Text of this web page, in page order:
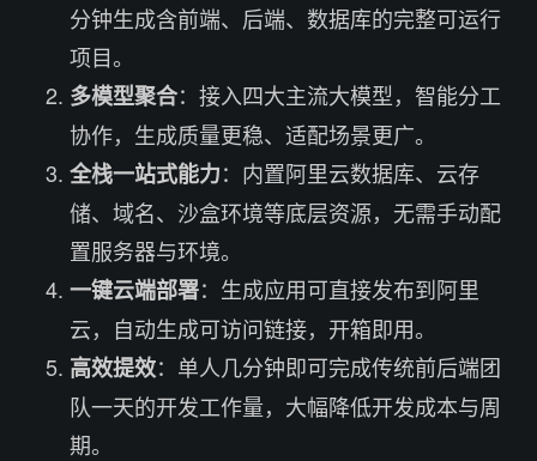
分钟生成含前端、后端、数据库的完整可运行
项目。
多模型聚合：接入四大主流大模型，智能分工
协作，生成质量更稳、适配场景更广。
全栈一站式能力：内置阿里云数据库、云存
储、域名、沙盒环境等底层资源，无需手动配
置服务器与环境。
一键云端部署：生成应用可直接发布到阿里
云，自动生成可访问链接，开箱即用。
高效提效：单人几分钟即可完成传统前后端团
队一天的开发工作量，大幅降低开发成本与周
期。